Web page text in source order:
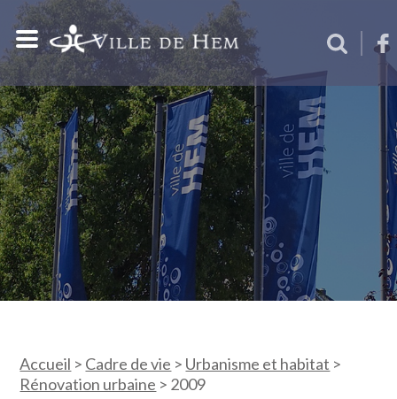
Accueil > Cadre de vie > Urbanisme et habitat >
Rénovation urbaine > 2009